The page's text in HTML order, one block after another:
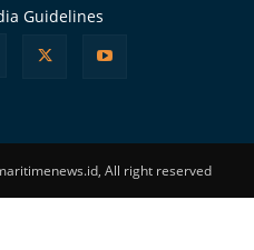
Guidelines
All right reserved